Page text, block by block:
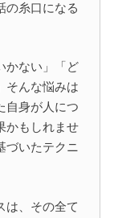
の糸口になる
かない」「ど
そんな悩みは
自身が人につ
かもしれませ
づいたテクニ
は、その全て